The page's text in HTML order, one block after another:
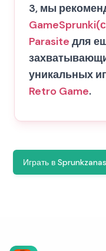
3, мы
Game
Parasite для
уникальных
Retro Game.
Играть в